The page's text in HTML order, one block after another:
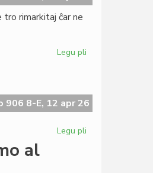
oficiston
rimarkitaj ĉar ne
Legu pli
pioniroj
2026
906 8-E, 12 apr 26
Legu pli
al